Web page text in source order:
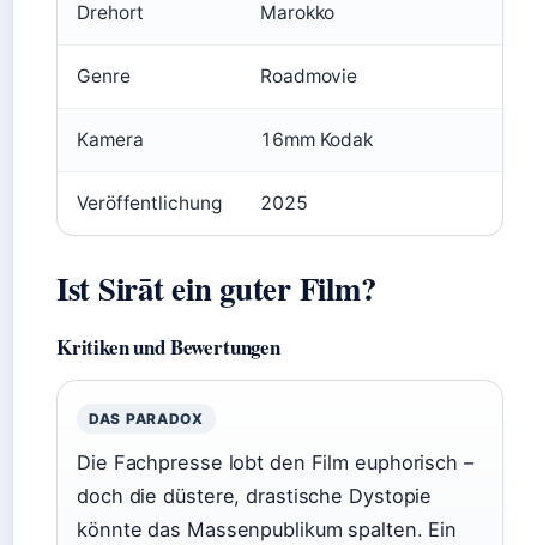
Drehort Marokko
Genre Roadmovie
Kamera 16mm Kodak
Veröffentlichung 2025
Ist Sirāt ein guter Film?
Kritiken und Bewertungen
DAS PARADOX
Die Fachpresse lobt den Film euphorisch –
doch die düstere, drastische Dystopie
könnte das Massenpublikum spalten. Ein